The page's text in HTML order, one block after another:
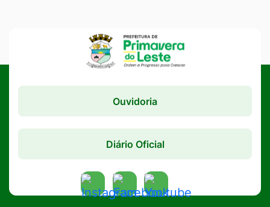
Ouvidoria
Diário Oficial
Acessar
a
Acessar
a
Acessar
a